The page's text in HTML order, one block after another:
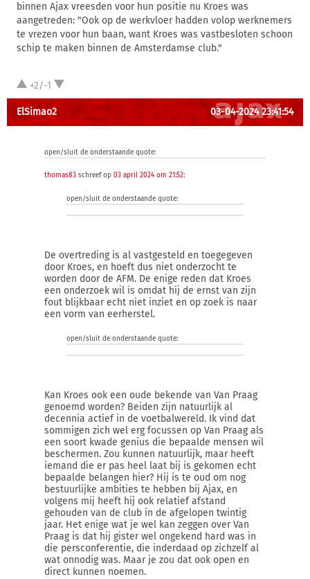
binnen Ajax vreesden voor hun positie nu Kroes was
aangetreden: "Ook op de werkvloer hadden volop werknemers
te vrezen voor hun baan, want Kroes was vastbesloten schoon
schip te maken binnen de Amsterdamse club."
+2/-1
ElSimao2 03-04-2024 23:41:54
open/sluit de onderstaande quote:
thomas83 schreef op 03 april 2024 om 21:52:
open/sluit de onderstaande quote:
De overtreding is al vastgesteld en toegegeven
door Kroes, en hoeft dus niet onderzocht te
worden door de AFM. De enige reden dat Kroes
een onderzoek wil is omdat hij de ernst van zijn
fout blijkbaar echt niet inziet en op zoek is naar
een vorm van eerherstel.
open/sluit de onderstaande quote:
Kan Kroes ook een oude bekende van Van Praag
genoemd worden? Beiden zijn natuurlijk al
decennia actief in de voetbalwereld. Ik vind dat
sommigen zich wel erg focussen op Van Praag als
een soort kwade genius die bepaalde mensen wil
beschermen. Zou kunnen natuurlijk, maar heeft
iemand die er pas heel laat bij is gekomen echt
bepaalde belangen hier? Hij is te oud om nog
bestuurlijke ambities te hebben bij Ajax, en
volgens mij heeft hij ook relatief afstand
gehouden van de club in de afgelopen twintig
jaar. Het enige wat je wel kan zeggen over Van
Praag is dat hij gister wel ongekend hard was in
die persconferentie, die inderdaad op zichzelf al
wat onnodig was. Maar je zou dat ook open en
direct kunnen noemen.